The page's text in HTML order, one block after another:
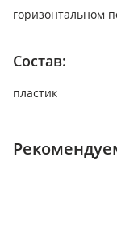
горизонтальном
Состав:
пластик